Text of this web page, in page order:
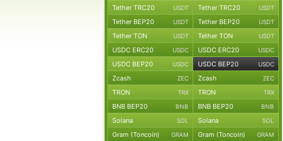
Tether TRC20 USDT Tether TRC20 USDT
Tether BEP20 USDT Tether BEP20 USDT
Tether TON USDT Tether TON USDT
USDC ERC20 USDC USDC ERC20 USDC
USDC BEP20 USDC USDC BEP20 USDC
Zcash ZEC Zcash ZEC
TRON TRX TRON TRX
BNB BEP20 BNB BNB BEP20 BNB
Solana SOL Solana SOL
Gram (Toncoin) GRAM Gram (Toncoin) GRAM